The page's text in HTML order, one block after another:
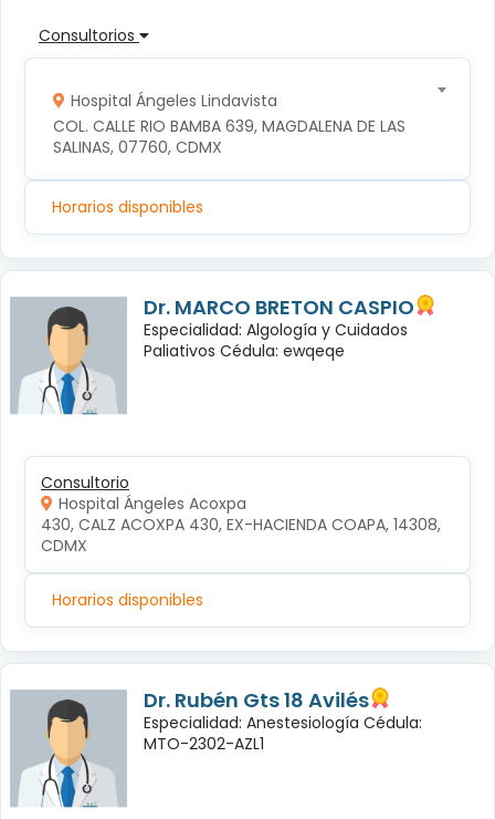
Consultorios
Hospital Ángeles Lindavista
COL. CALLE RIO BAMBA 639, MAGDALENA DE LAS
SALINAS, 07760, CDMX
Horarios disponibles
Dr. MARCO BRETON CASPIO
Especialidad: Algología y Cuidados
Paliativos Cédula: ewqeqe
Consultorio
Hospital Ángeles Acoxpa
430, CALZ ACOXPA 430, EX-HACIENDA COAPA, 14308,
CDMX
Horarios disponibles
Dr. Rubén Gts 18 Avilés
Especialidad: Anestesiología Cédula:
MTO-2302-AZL1